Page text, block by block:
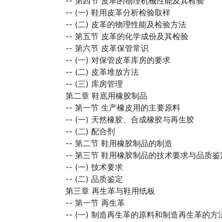
-- (一) 鞋用皮革分析检验取样
-- (二) 皮革的物理性能及检验方法
-- 第五节 皮革的化学成份及其检验
-- 第六节 皮革保管常识
-- (一) 对保管皮革库房的要求
-- (二) 皮革堆放方法
-- (三) 库房管理
第二章 鞋底用橡胶制品
-- 第一节 生产橡皮用的主要原料
-- (一) 天然橡胶、合成橡胶与再生胶
-- (二) 配合剂
-- 第二节 鞋用橡胶制品的制造
-- 第三节 鞋用橡胶制品的技术要求与品质鉴
-- (一) 技术要求
-- (二) 品质鉴定
第三章 再生革与鞋用纸板
-- 第一节 再生革
-- (一) 制造再生革的原料和制造再生革的方